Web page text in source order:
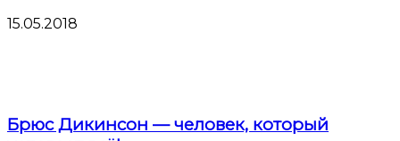
15.05.2018
Брюс Дикинсон — человек, который